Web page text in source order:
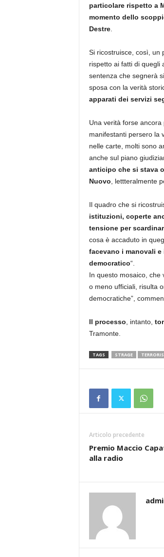
particolare rispetto a
momento dello
Destre.
Si ricostruisce, così, un
rispetto ai fatti di quegli
sentenza che segnerà
sposa con la verità
apparati dei servizi
Una verità forse
manifestanti persero la
nelle carte, molti sono
anche sul piano
anticipo che si stava
Nuovo , lettteralmente
Il quadro che si
istituzioni, coperte
tensione per
cosa è accaduto in
facevano i manovali
democratico“.
In questo mosaico, che
o meno ufficiali, risulta
democratiche”,
Il processo , intanto,
Tramonte.
TAGS STRAGE
Articolo precedente
Premio Maccio
alla radio